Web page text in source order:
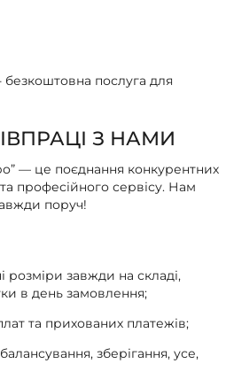
безкоштовна послуга для
З НАМИ
— це поєднання конкурентних
професійного сервісу. Нам
поруч!
завжди на складі,
в день замовлення;
та прихованих платежів;
зберігання, усе,